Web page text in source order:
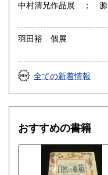
思います。
沿線名：西武池袋線
最寄駅：中村橋駅 改札
定休日：月・火曜定休
また、多量の場合は練
お電話やメール等にて
中村清兄作品展 ； 源
羽田裕 個展
全ての新着情報
おすすめの書籍